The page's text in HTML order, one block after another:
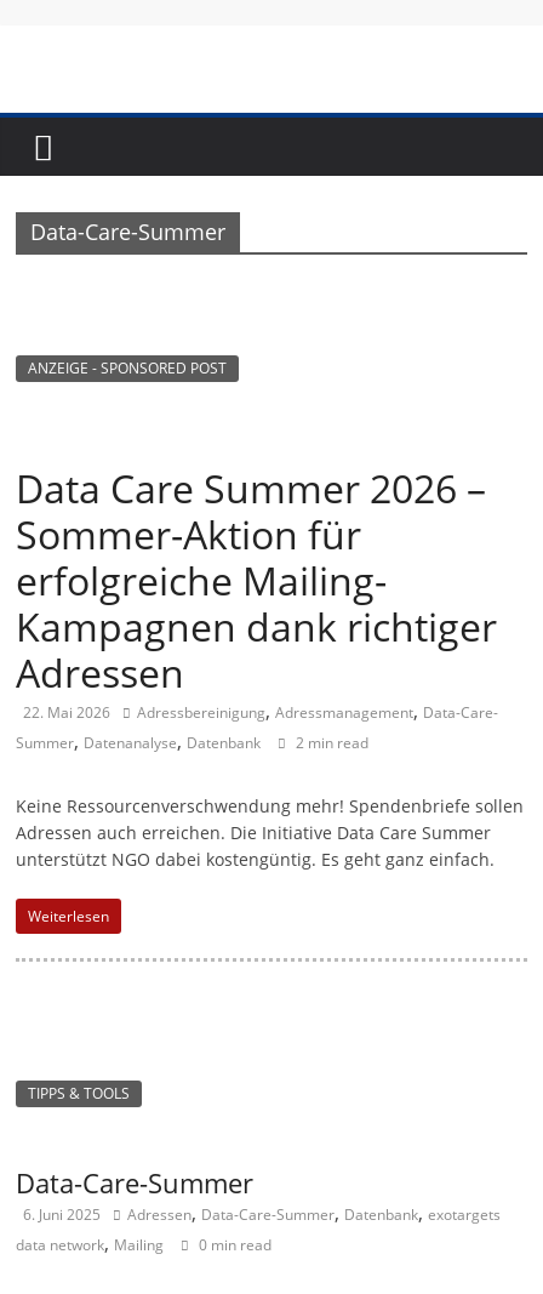
Fundraising-
Magazin
n
n
m
a
a
z
i
n
ü
r
r
k
Data-Care-Summer
ANZEIGE - SPONSORED POST
Data Care Summer 2026 –
Sommer-Aktion für
erfolgreiche Mailing-
Kampagnen dank richtiger
Adressen
22. Mai 2026 Adressbereinigung,Adressmanagement, Data-Care-
Summer, Datenanalyse, Datenbank 2 min read
Keine Ressourcenverschwendung mehr! Spendenbriefe sollen
Adressen auch erreichen. Die Initiative Data Care Summer
unterstützt NGO dabei kostengüntig. Es geht ganz einfach.
Weiterlesen
TIPPS & TOOLS
Data-Care-Summer
6. Juni 2025 Adressen, Data-Care-Summer, Datenbank,exotargets
data network, Mailing 0 min read